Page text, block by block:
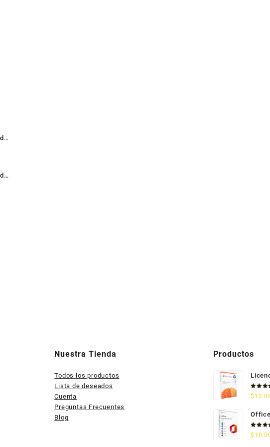
5
5
Nuestra Tienda
Todos los productos
Lista de deseados
Cuenta
Preguntas Frecuentes
Blog
Productos
con
$
con
$